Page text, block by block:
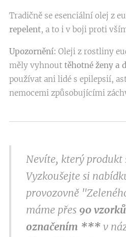
Tradičně se esenciální olej z
repelent, a to i v boji proti
Upozornění: Oleji z rostliny
měly vyhnout těhotné ženy a
používat ani lidé s epilepsií,
nemocemi způsobujícími
Nevíte, který produkt
Vyzkoušejte si
provozovně
máme přes 90 vzorků
označením *** v